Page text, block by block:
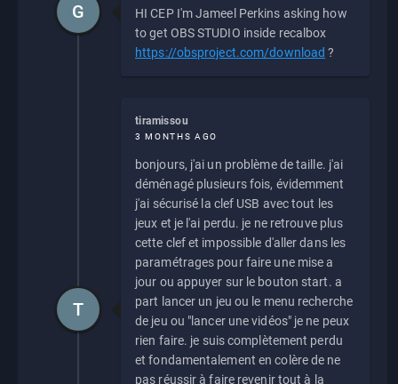
HI CEP I'm Jameel Perkins asking how
to get OBS STUDIO inside recalbox
https://obsproject.com/download ?
G
tiramissou
3 MONTHS AGO
bonjours, j'ai un problème de taille. j'ai
déménagé plusieurs fois, évidemment
j'ai sécurisé la clef USB avec tout les
jeux et je l'ai perdu. je ne retrouve plus
cette clef et impossible d'aller dans les
paramétrages pour faire une mise a
jour ou appuyer sur le bouton start. a
part lancer un jeu ou le menu recherche
de jeu ou "lancer une vidéos" je ne peux
rien faire. je suis complètement perdu
et fondamentalement en colère de ne
pas réussir à faire revenir tout à la
T